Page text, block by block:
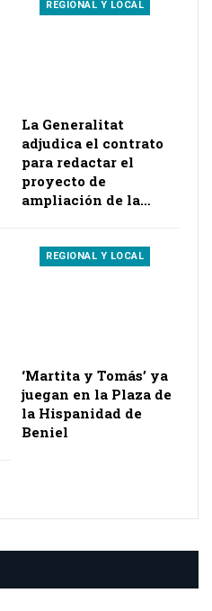
REGIONAL Y LOCAL
La Generalitat
adjudica el contrato
para redactar el
proyecto de
ampliación de la…
REGIONAL Y LOCAL
‘Martita y Tomás’ ya
juegan en la Plaza de
la Hispanidad de
Beniel